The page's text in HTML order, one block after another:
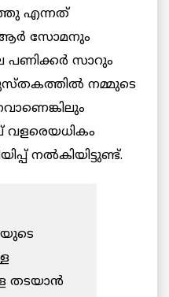
എന്നത്
സോമനും
പണിക്കര്‍ സാറും
നമ്മുടെ
നല്‍കിയിട്ടുണ്ട്.
തടയാന്‍